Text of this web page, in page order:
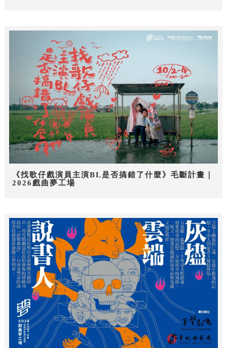
《找歌仔戲演員主演BL是否搞錯了什麼》毛斷計畫｜
2026戲曲夢工場